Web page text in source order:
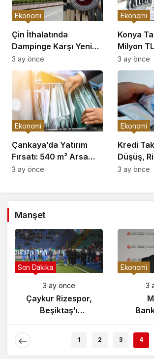
Çin İthalatında
Dampinge Karşı Yeni
Önlemler!
Ekonomi
3 ay önce
Konya
Milyon
Ekonomi
3 ay önce
Çankaya’da Yatırım
Fırsatı: 540 m² Arsa
Satışı
Ekonomi
3 ay önce
Kredi
Düşüş,
Artırıyor!
Ekonomi
3 ay önce
Manşet
Gündem
3 ay önce
Yunanistan’da
Zeybek Tartışması
Alevlendi!
Son
3
1 2 3 4